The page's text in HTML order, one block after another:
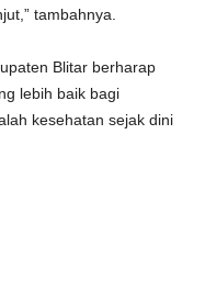
tambahnya.
Blitar berharap
lebih baik bagi
kesehatan sejak dini